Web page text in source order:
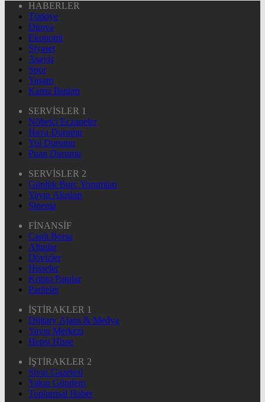
HABERLER
Türkiye
Dünya
Ekonomi
Siyaset
Asayiş
Spor
Yaşam
Kamu İlanları
SERVİSLER 1
Nöbetçi Eczaneler
Hava Durumu
Yol Durumu
Puan Durumu
SERVİSLER 2
Günlük Burç Yorumları
Yayın Akışları
Sinema
FİNANSİF
Canlı Borsa
Altınlar
Dövizler
Hisseler
Kripto Paralar
Pariteler
İŞTİRAKLER 1
Dijitary Ajans & Medya
Yayın Merkezi
Hepsi Hisse
İŞTİRAKLER 2
Sivas Gazetesi
Yakın Gündem
Toplumsal Haber